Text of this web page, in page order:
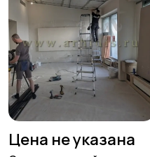
Цена не указана